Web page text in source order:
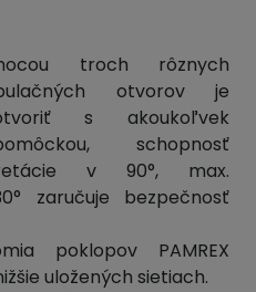
troch rôznych
otvorov je
s akoukoľvek
schopnosť
v 90°, max.
zaručuje bezpečnosť
poklopov PAMREX
uložených sietiach.